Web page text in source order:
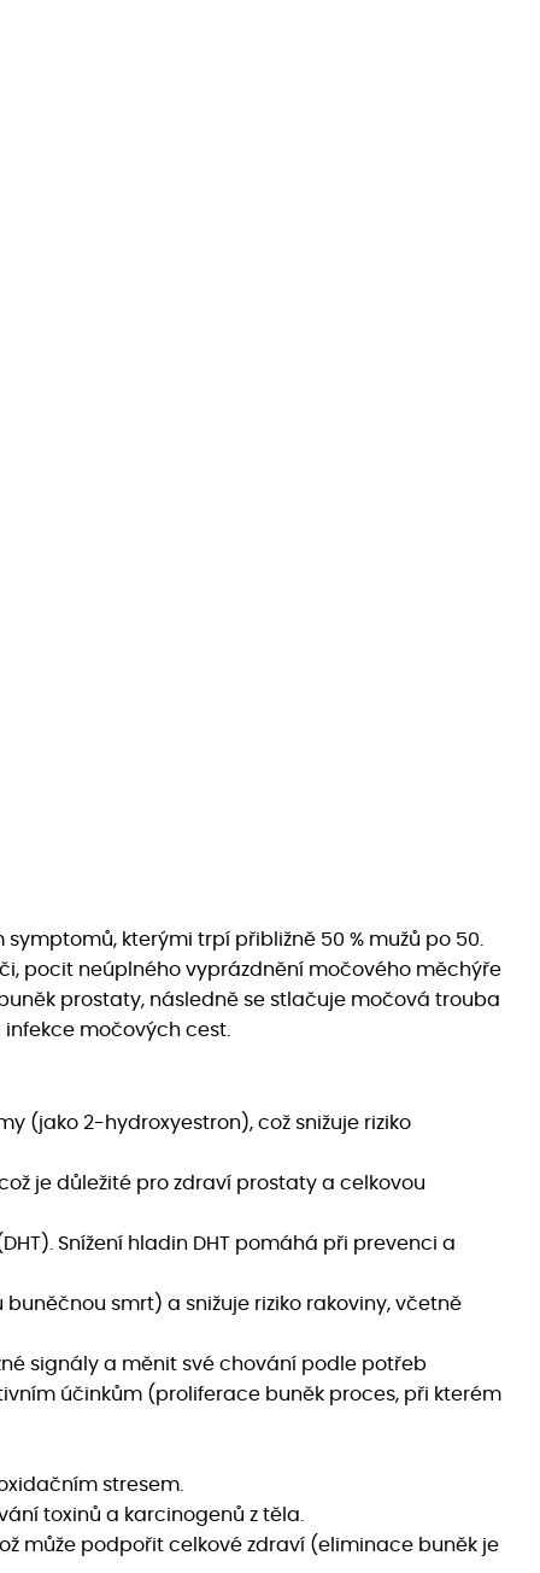
kterými trpí přibližně 50 % mužů po 50.
pocit neúplného vyprázdnění močového měchýře
prostaty, následně se stlačuje močová trouba
infekce močových cest.
(jako 2-hydroxyestron), což snižuje riziko
je důležité pro zdraví prostaty a celkovou
Snížení hladin DHT pomáhá při prevenci a
smrt) a snižuje riziko rakoviny, včetně
signály a měnit své chování podle potřeb
účinkům (proliferace buněk proces, při kterém
stresem.
toxinů a karcinogenů z těla.
může podpořit celkové zdraví (eliminace buněk je